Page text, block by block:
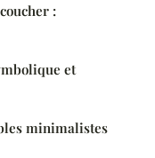
:
et
minimalistes